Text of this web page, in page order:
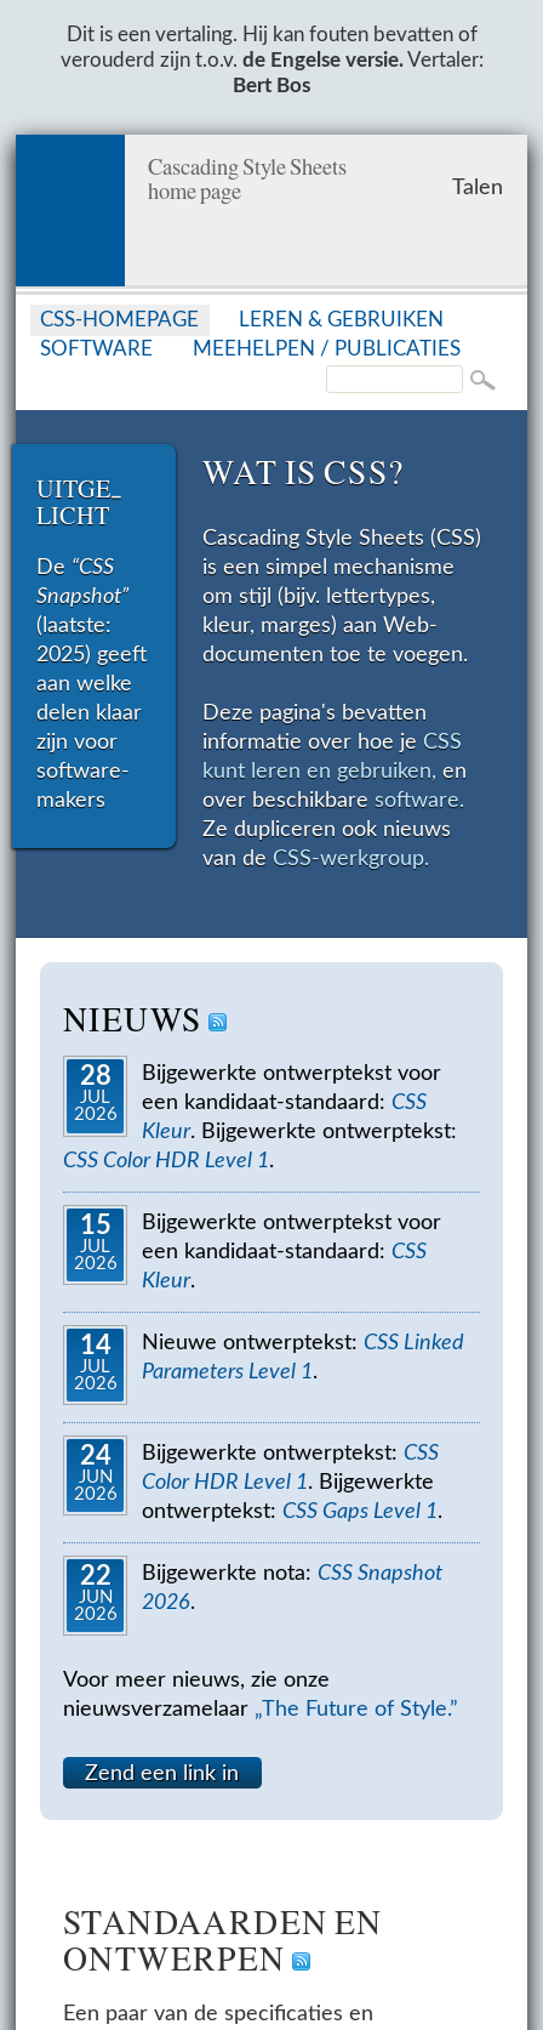
Talen
Dit is een vertaling. Hij kan fouten bevatten of
verouderd zijn t.o.v. de Engelse versie.Vertaler:
Bert Bos
Cascading Style Sheets
home page
WAT IS CSS?
Cascading Style Sheets (CSS)
is een simpel mechanisme
om stijl (bijv. lettertypes,
kleur, marges) aan Web-
documenten toe te voegen.
Deze pagina's bevatten
informatie over hoe je CSS
kunt leren en gebruiken, en
over beschikbaresoftware.
Ze dupliceren ook nieuws
van de CSS-werkgroup.
UIT­GE­
LICHT
De “CSS
Snapshot”
(laatste:
2025) geeft
aan welke
delen klaar
zijn voor
software-
makers
NIEUWS
28
JUL
2026
Bijgewerkte ontwerptekst voor
een kandidaat-standaard: CSS
Kleur. Bijgewerkte ontwerptekst:
CSS Color HDR Level 1.
15
JUL
2026
Bijgewerkte ontwerptekst voor
een kandidaat-standaard: CSS
Kleur.
14
JUL
2026
Nieuwe ontwerptekst: CSS Linked
Parameters Level 1.
24
JUN
2026
Bijgewerkte ontwerptekst: CSS
Color HDR Level 1. Bijgewerkte
ontwerptekst: CSS Gaps Level 1.
22
JUN
2026
Bijgewerkte nota: CSS Snapshot
2026.
Voor meer nieuws, zie onze
nieuwsverzamelaar „The Future of Style.”
Zend een link in
STAN­DAARD­EN EN
ONT­WER­PEN
Een paar van de specificaties en
CSS-HOMEPAGE
LEREN & GEBRUIKEN
SOFT­WARE
MEE­HEL­PEN / PUBLICATIES